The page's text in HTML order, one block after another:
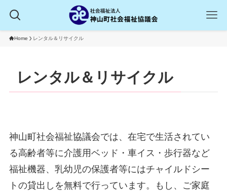
Home レンタル＆リサイクル
レンタル＆リサイクル
神山町社会福祉協議会では、在宅で生活されてい
る高齢者等に介護用ベッド・車イス・歩行器など
福祉機器、乳幼児の保護者等にはチャイルドシー
トの貸出しを無料で行っています。もし、ご家庭